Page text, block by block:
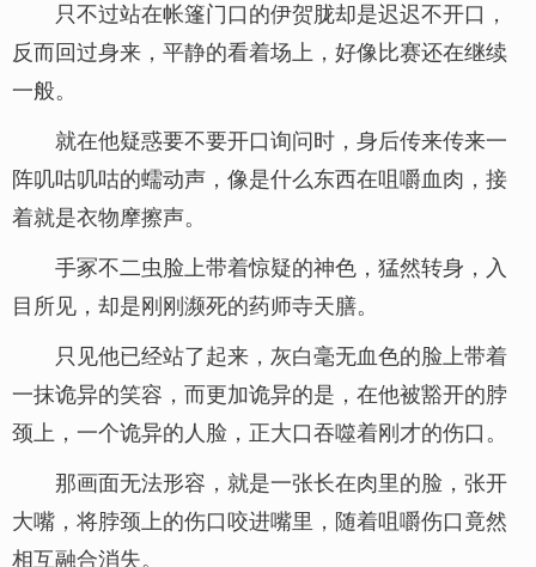
只不过站在帐篷门口的伊贺胧却是迟迟不开口，
反而回过身来，平静的看着场上，好像比赛还在继续
一般。
就在他疑惑要不要开口询问时，身后传来传来一
阵叽咕叽咕的蠕动声，像是什么东西在咀嚼血肉，接
着就是衣物摩擦声。
手冢不二虫脸上带着惊疑的神色，猛然转身，入
目所见，却是刚刚濒死的药师寺天膳。
只见他已经站了起来，灰白毫无血色的脸上带着
一抹诡异的笑容，而更加诡异的是，在他被豁开的脖
颈上，一个诡异的人脸，正大口吞噬着刚才的伤口。
那画面无法形容，就是一张长在肉里的脸，张开
大嘴，将脖颈上的伤口咬进嘴里，随着咀嚼伤口竟然
相互融合消失。